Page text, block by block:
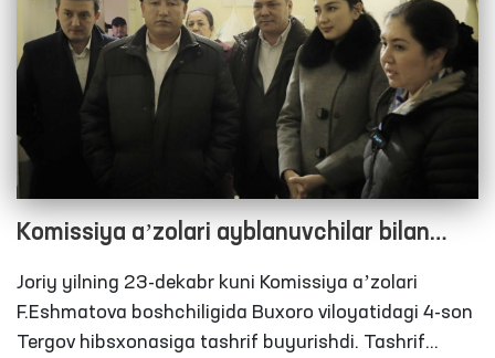
Komissiya aʼzolari ayblanuvchilar bilan
suhbatlashishdi
Joriy yilning 23-dekabr kuni Komissiya aʼzolari
F.Eshmatova boshchiligida Buxoro viloyatidagi 4-son
Tergov hibsxonasiga tashrif buyurishdi. Tashrif